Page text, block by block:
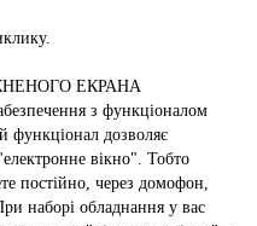
ЕКРАНА
з функціоналом
функціонал дозволяє
вікно". Тобто
постійно, через домофон,
наборі обладнання у вас